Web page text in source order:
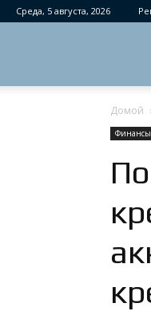
Среда, 5 августа, 2026
Домой
Финансы